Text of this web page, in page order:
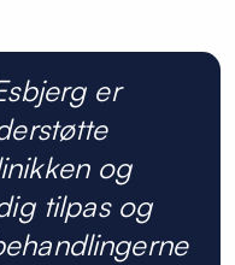
er
og
tilpas og